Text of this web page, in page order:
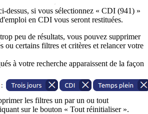
dessus, si vous sélectionnez « CDI (941) »
en CDI vous seront restituées.
peu de résultats, vous pouvez supprimer
ou certains filtres et critères et relancer votre
à votre recherche apparaissent de la façon
les filtres un par un ou tout
sur le bouton « Tout réinitialiser ».